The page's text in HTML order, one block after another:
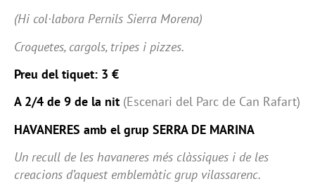
(Hi col·labora Pernils Sierra Morena)
Croquetes, cargols, tripes i pizzes.
Preu del tiquet: 3 €
A 2/4 de 9 de la nit (Escenari del Parc de Can Rafart)
HAVANERES amb el grup SERRA DE MARINA
Un recull de les havaneres més clàssiques i de les
creacions d’aquest emblemàtic grup vilassarenc.